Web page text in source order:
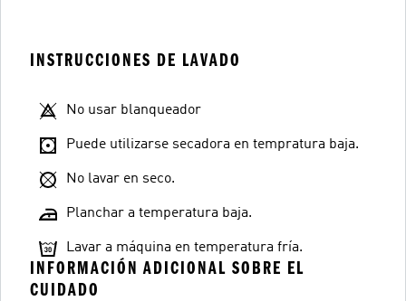
INSTRUCCIONES DE LAVADO
No usar blanqueador
Puede utilizarse secadora en tempratura baja.
No lavar en seco.
Planchar a temperatura baja.
Lavar a máquina en temperatura fría.
INFORMACIÓN ADICIONAL SOBRE EL
CUIDADO